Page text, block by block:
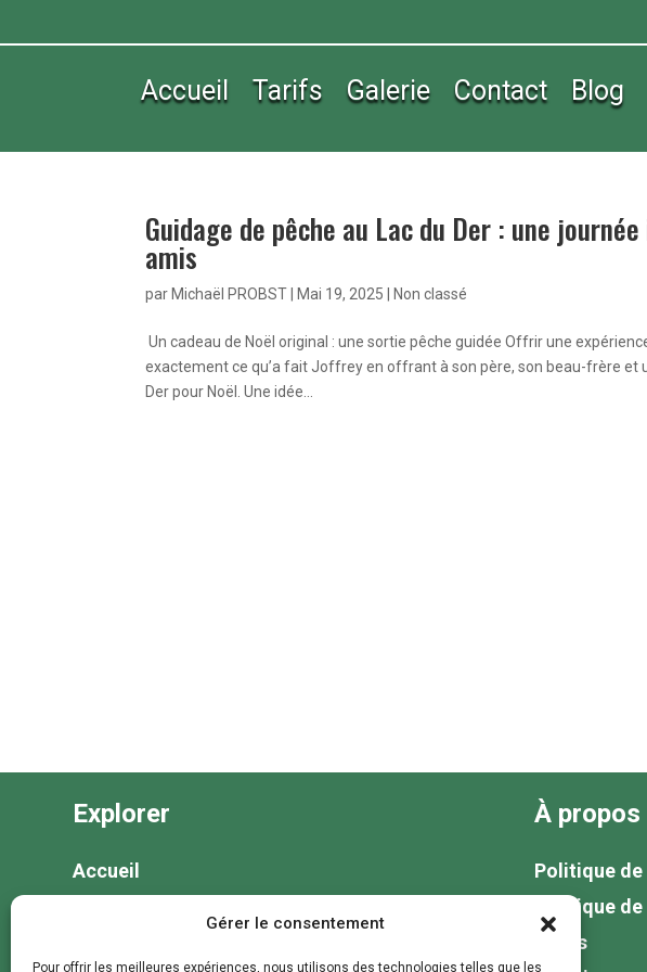
Gérer le consentement
Pour offrir les meilleures expériences, nous utilisons des technologies telles que les
Accueil Tarifs Galerie Contact Blog
Guidage de pêche au Lac du Der : une
amis
par Michaël PROBST Mai 19, 2025 Non classé
Un cadeau de Noël original : une sortie pêche guidée Offrir une
exactement ce qu’a fait Joffrey en offrant à son père, son beau-frère et
Der pour Noël. Une idée...
Explorer
Accueil
À propos
Politique
Politique
Tarifs